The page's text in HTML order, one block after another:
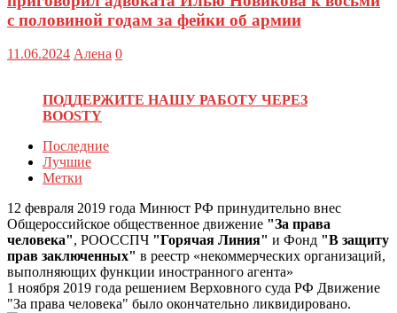
с половиной годам за фейки об армии
11.06.2024 Алена 0
ПОДДЕРЖИТЕ НАШУ РАБОТУ ЧЕРЕЗ
BOOSTY
Последние
Лучшие
Метки
12 февраля 2019 года Минюст РФ принудительно внес
Общероссийское общественное движение "За права
человека", РООССПЧ "Горячая Линия" и Фонд "В защиту
прав заключенных" в реестр «некоммерческих организаций,
выполняющих функции иностранного агента»
1 ноября 2019 года решением Верховного суда РФ Движение
"За права человека" было окончательно ликвидировано.